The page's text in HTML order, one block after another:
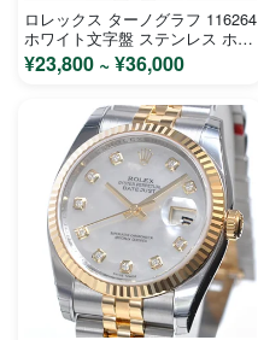
ロレックス ターノグラフ 116264
ホワイト文字盤 ステンレス ホワ
イトゴールド メンズ 時計 コピ
ー
¥23,800 ~ ¥36,000